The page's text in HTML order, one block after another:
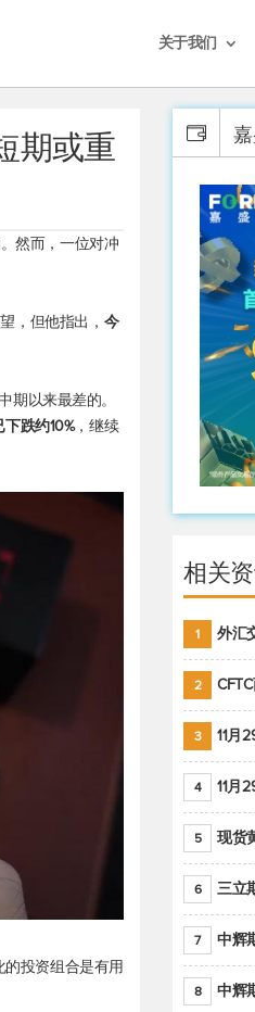
关于我们
期或重
然而，一位对冲
，但他指出， 今
以来最差的。
跌约10%，继续
投资组合是有用
相关
1 外汇交
2 CFTC商品
3 11月
4 11月29日
5 现货黄
6 三立期货
7 中辉期货
8 中辉期